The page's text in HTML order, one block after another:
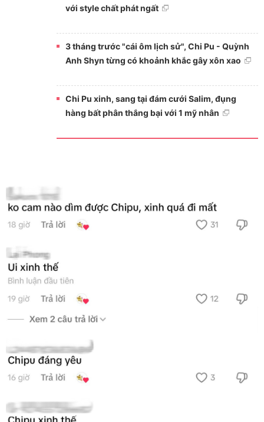
với style chất phát ngất
3 tháng trước "cái ôm lịch sử", Chi Pu - Quỳnh
Anh Shyn từng có khoảnh khắc gây xôn xao
Chi Pu xinh, sang tại đám cưới Salim, đụng
hàng bất phân thắng bại với 1 mỹ nhân